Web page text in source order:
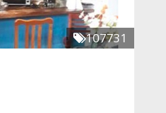
107731